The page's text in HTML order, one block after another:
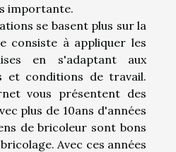
importante.
se basent plus sur la
consiste à appliquer les
en s'adaptant aux
et conditions de travail.
vous présentent des
plus de 10ans d'années
de bricoleur sont bons
Avec ces années